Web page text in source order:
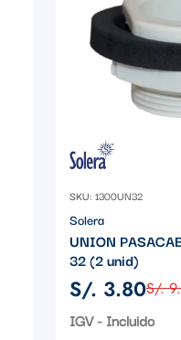
SKU: 1300UN32
Solera
UNION
32 (2 unid)
Precio
de
S/. 3.80
Precio
regular
S/.
IGV - Incluido